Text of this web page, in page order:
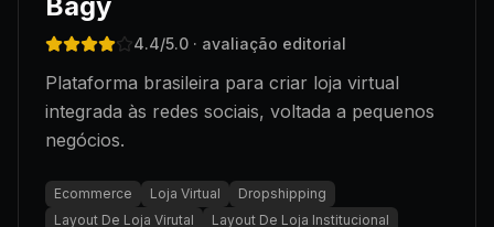
4.4/5.0 · avaliação editorial
Plataforma brasileira para criar loja virtual
integrada às redes sociais, voltada a pequenos
negócios.
Ecommerce Loja Virtual
Dropshipping
Layout De Loja Virutal
Layout De Loja Institucional